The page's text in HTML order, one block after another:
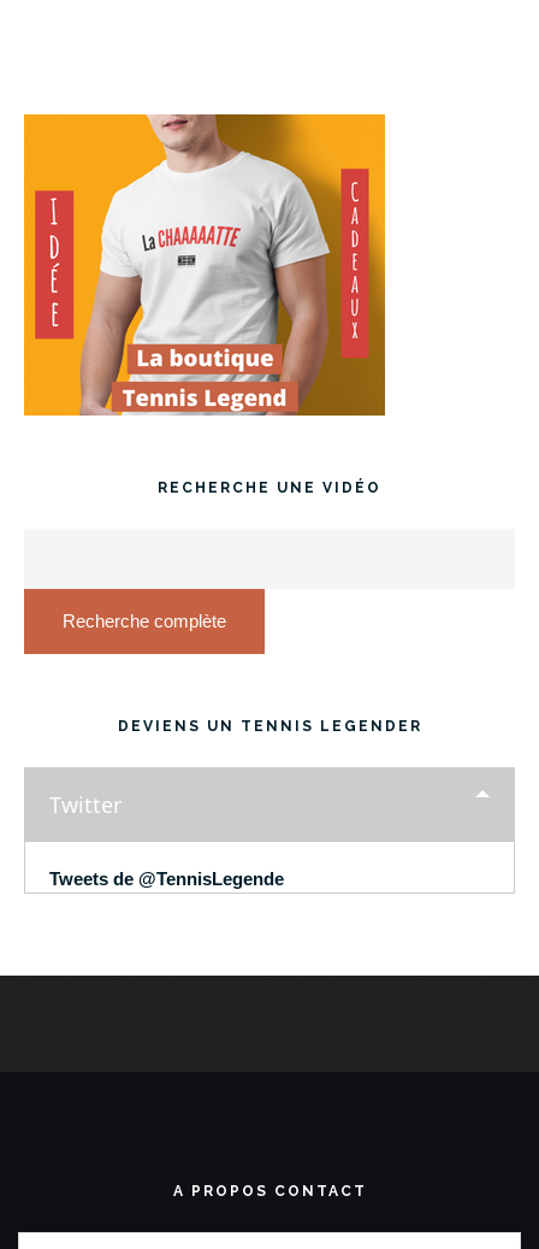
RECHERCHE UNE VIDÉO
Recherche complète
DEVIENS UN TENNIS LEGENDER
Twitter
Tweets de @TennisLegende
A PROPOS CONTACT